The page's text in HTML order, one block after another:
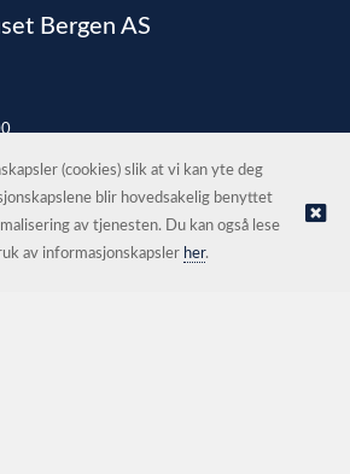
Bergen AS
Bergen AS |Nettbutikk levert av Kréatif
(cookies) slik at vi kan yte deg
blir hovedsakelig benyttet
av tjenesten. Du kan også lese
av informasjonskapsler her.